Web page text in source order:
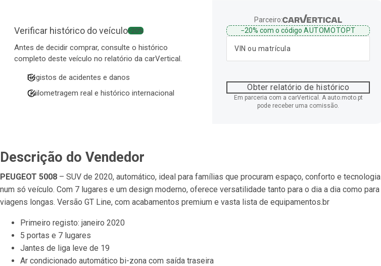
Verificar histórico do veículo−20%
Antes de decidir comprar, consulte o histórico
completo deste veículo no relatório da carVertical.
Registos de acidentes e danos
Quilometragem real e histórico internacional
Parceiro:
−20%com o código AUTOMOTOPT
Obter relatório de histórico
Em parceria com a carVertical. A auto.moto.pt
pode receber uma comissão.
Descrição do Vendedor
PEUGEOT 5008 – SUV de 2020, automático, ideal para famílias que procuram espaço, conforto e tecnologia
num só veículo. Com 7 lugares e um design moderno, oferece versatilidade tanto para o dia a dia como para
viagens longas. Versão GT Line, com acabamentos premium e vasta lista de equipamentos.br
Primeiro registo: janeiro 2020
5 portas e 7 lugares
Jantes de liga leve de 19
Ar condicionado automático bi-zona com saída traseira